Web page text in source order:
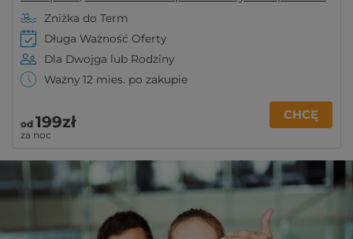
Zniżka do Term
Długa Ważność Oferty
Dla Dwojga lub Rodziny
Ważny 12 mies. po zakupie
od 199zł
za noc
CHCĘ